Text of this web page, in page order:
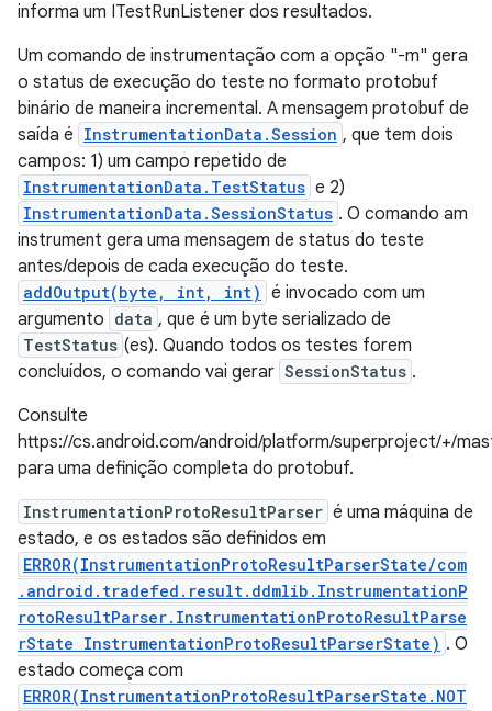
informa um ITestRunListener dos resultados.
Um comando de instrumentação com a opção "-m" gera
o status de execução do teste no formato protobuf
binário de maneira incremental. A mensagem protobuf de
saída é InstrumentationData.Session , que tem dois
campos: 1) um campo repetido de
InstrumentationData.TestStatus e 2)
InstrumentationData.SessionStatus . O comando am
instrument gera uma mensagem de status do teste
antes/depois de cada execução do teste.
addOutput(byte, int, int) é invocado com um
argumento data , que é um byte serializado de
TestStatus (es). Quando todos os testes forem
concluídos, o comando vai gerar SessionStatus .
Consulte
https://cs.android.com/android/platform/superproject/+/
para uma definição completa do protobuf.
InstrumentationProtoResultParser é uma máquina de
estado, e os estados são definidos em
ERROR(InstrumentationProtoResultParserState/com
.android.tradefed.result.ddmlib.InstrumentationP
rotoResultParser.InstrumentationProtoResultParse
rState InstrumentationProtoResultParserState) . O
estado começa com
ERROR(InstrumentationProtoResultParserState.NOT